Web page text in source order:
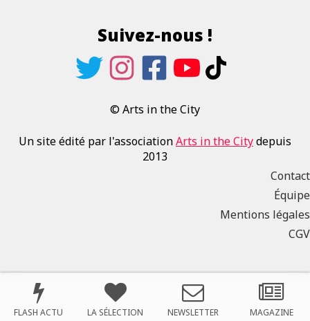
Suivez-nous !
© Arts in the City
Un site édité par l'associationArts in the Citydepuis
2013
Contact
Équipe
Mentions légales
CGV
FLASH ACTU LA SÉLECTION NEWSLETTER MAGAZINE